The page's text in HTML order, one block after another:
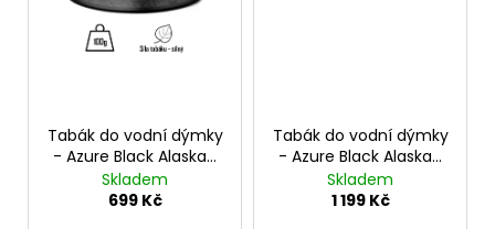
Tabák do vodní dýmky
- Azure Black Alaskan
Ice 100g
Skladem
699 Kč
Tabák do vodní dýmky
- Azure Black Alaskan
Ice 250g
Skladem
1 199 Kč